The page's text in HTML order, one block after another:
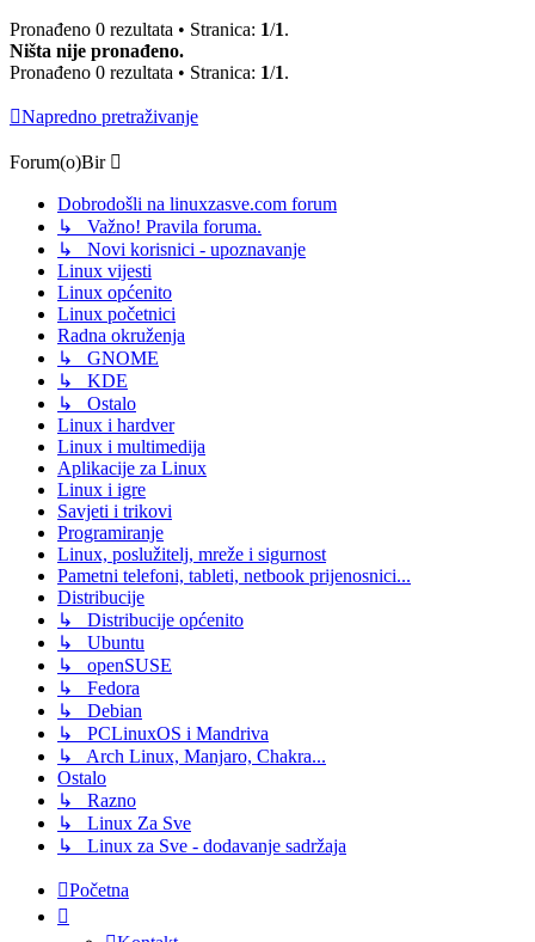
Pronađeno 0 rezultata • Stranica: 1/1.
Ništa nije pronađeno.
Pronađeno 0 rezultata • Stranica: 1/1.
Napredno pretraživanje
Forum(o)Bir
Dobrodošli na linuxzasve.com forum
↳ Važno! Pravila foruma.
↳ Novi korisnici - upoznavanje
Linux vijesti
Linux općenito
Linux početnici
Radna okruženja
↳ GNOME
↳ KDE
↳ Ostalo
Linux i hardver
Linux i multimedija
Aplikacije za Linux
Linux i igre
Savjeti i trikovi
Programiranje
Linux, poslužitelj, mreže i sigurnost
Pametni telefoni, tableti, netbook prijenosnici...
Distribucije
↳ Distribucije općenito
↳ Ubuntu
↳ openSUSE
↳ Fedora
↳ Debian
↳ PCLinuxOS i Mandriva
↳ Arch Linux, Manjaro, Chakra...
Ostalo
↳ Razno
↳ Linux Za Sve
↳ Linux za Sve - dodavanje sadržaja
Početna